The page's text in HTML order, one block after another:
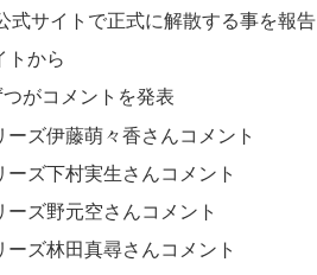
式サイトで正式に解散する事を報告
トから
がコメントを発表
ーズ伊藤萌々香さんコメント
ーズ下村実生さんコメント
ーズ野元空さんコメント
ーズ林田真尋さんコメント